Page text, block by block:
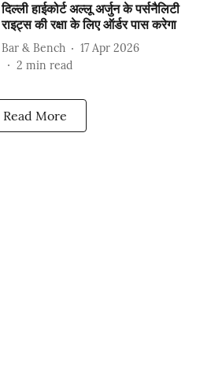
दिल्ली हाईकोर्ट अल्लू अर्जुन के पर्सनैलिटी
राइट्स की रक्षा के लिए ऑर्डर पास करेगा
Bar & Bench
17 Apr 2026
2 min read
Read More